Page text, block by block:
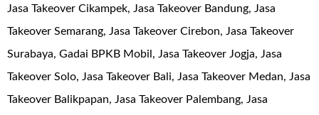
Jasa Takeover Cikampek, Jasa Takeover Bandung, Jasa
Takeover Semarang, Jasa Takeover Cirebon, Jasa Takeover
Surabaya, Gadai BPKB Mobil, Jasa Takeover Jogja, Jasa
Takeover Solo, Jasa Takeover Bali, Jasa Takeover Medan, Jasa
Takeover Balikpapan, Jasa Takeover Palembang, Jasa